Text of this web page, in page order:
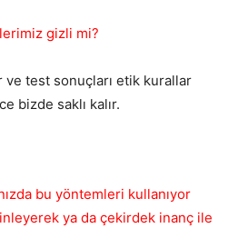
gizli mi?
ve test sonuçları etik kurallar
bizde saklı kalır.
bu yöntemleri kullanıyor
ya da çekirdek inanç ile